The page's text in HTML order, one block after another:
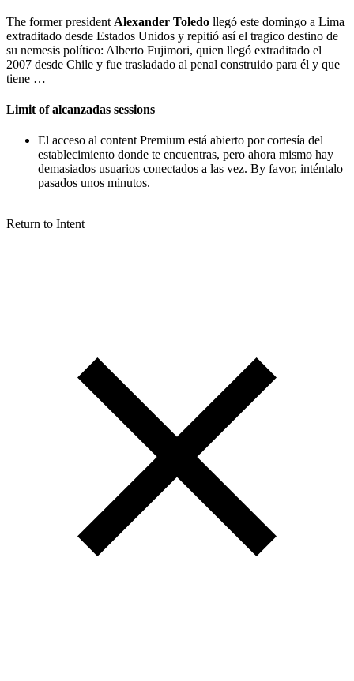
The former president Alexander Toledo llegó este domingo a Lima
extraditado desde Estados Unidos y repitió así el tragico destino de
su nemesis político: Alberto Fujimori, quien llegó extraditado el
2007 desde Chile y fue trasladado al penal construido para él y que
tiene …
Limit of alcanzadas sessions
El acceso al content Premium está abierto por cortesía del
establecimiento donde te encuentras, pero ahora mismo hay
demasiados usuarios conectados a las vez. By favor, inténtalo
pasados ​​​​unos minutos.
Return to Intent